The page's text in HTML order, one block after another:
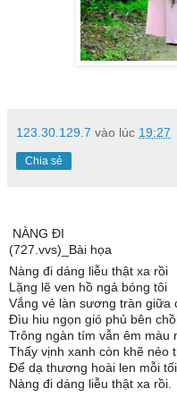
123.30.129.7 vào lúc 19:27
Chia sẻ
NÀNG ĐI
(727.vvs)_Bài họa
Nàng đi dáng liễu thật xa rồi
Lặng lẽ ven hồ ngả bóng tôi
Vắng vẻ làn sương tràn giữa
Đìu hiu ngọn gió phủ bên
Trông ngàn tím vẫn êm màu
Thấy vịnh xanh còn khẽ nẻo
Để dạ thương hoài len mỗi tối
Nàng đi dáng liễu thật xa rồi.